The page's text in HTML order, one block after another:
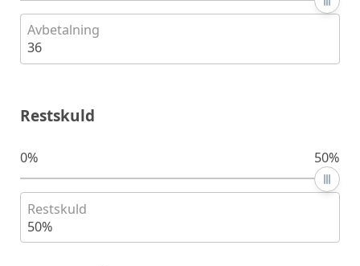
Avbetalning
36
Restskuld
0% 50%
Restskuld
50%